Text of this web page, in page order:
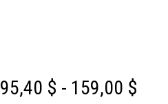
95,40 $ - 159,00 $